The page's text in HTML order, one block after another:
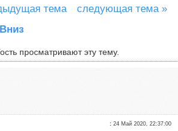
тема
следующая тема »
Вниз
просматривают эту тему.
:24 Май 2020, 22:37:00